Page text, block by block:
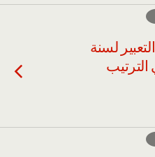
لسنة
الترتيب